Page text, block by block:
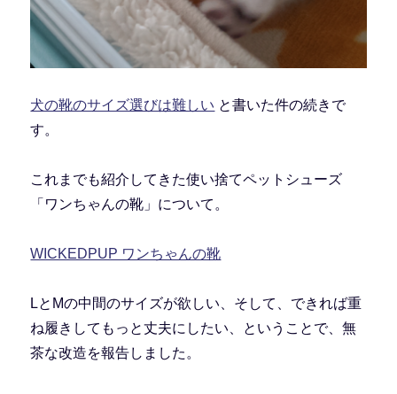
犬の靴のサイズ選びは難しい と書いた件の続きで
す。
これまでも紹介してきた使い捨てペットシューズ
「ワンちゃんの靴」について。
WICKEDPUP ワンちゃんの靴
LとMの中間のサイズが欲しい、そして、できれば重
ね履きしてもっと丈夫にしたい、ということで、無
茶な改造を報告しました。